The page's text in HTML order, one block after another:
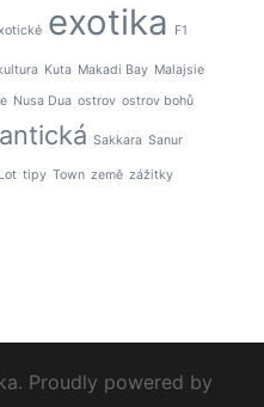
exotika F1
Kuta Makadi Bay Malajsie
Nusa Dua ostrov ostrov bohů
Sakkara Sanur
tipy Town země zážitky
Proudly powered by